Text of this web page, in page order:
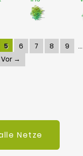
5 6 7 8
9
Vor →
Netze